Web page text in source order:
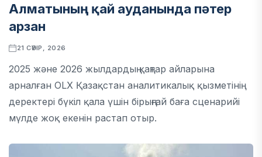
Алматының қай ауданында пәтер
арзан
21 СӘУІР, 2026
2025 және 2026 жылдардың қаңтар айларына
арналған OLX Қазақстан аналитикалық қызметінің
деректері бүкіл қала үшін бірыңғай баға сценарийі
мүлде жоқ екенін растап отыр.